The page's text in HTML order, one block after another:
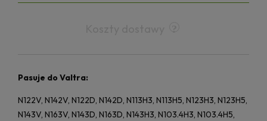
Pasuje do Valtra:
N122V, N142V, N122D, N142D, N113H3, N113H5, N123H3, N123H5,
N143V, N163V, N143D, N163D, N143H3, N103.4H3, N103.4H5,